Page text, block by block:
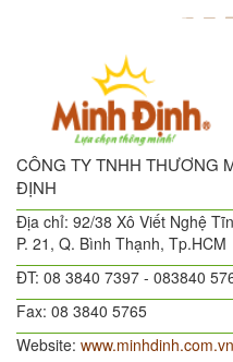
CÔNG TY TNHH THƯƠNG
ĐỊNH
Địa chỉ: 92/38 Xô Viết Nghệ
P. 21, Q. Bình Thạnh, Tp.HCM
ĐT: 08 3840 7397 - 083840
Fax: 08 3840 5765
Website: www.minhdinh.com.vn